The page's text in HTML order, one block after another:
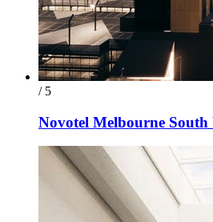
/ 5
Novotel Melbourne